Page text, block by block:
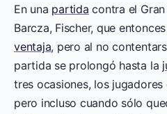
En una partida contra el
Barcza, Fischer, que
ventaja, pero al no
partida se prolongó hasta la
tres ocasiones, los
pero incluso cuando sólo